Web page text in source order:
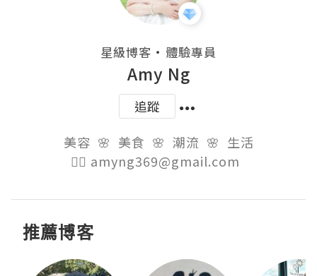
星級博客 ・ 體驗專員
Amy Ng
追蹤
美容  🌸  美食  🌸  潮流  🌸  生活
👉🏻 amyng369@gmail.com
推薦博客